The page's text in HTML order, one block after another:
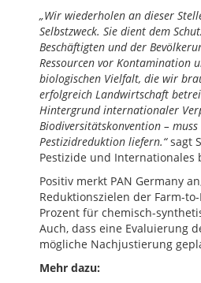
„Wir wiederholen an dieser
Selbstzweck. Sie dient dem
Beschäftigten und der
Ressourcen vor Kontamination
biologischen Vielfalt, die wir
erfolgreich Landwirtschaft
Hintergrund internationaler
Biodiversitätskonvention –
Pestizidreduktion liefern.“sagt
Pestizide und Internationales
Positiv merkt PAN Germany
Reduktionszielen der Farm-
Prozent für chemisch-
Auch, dass eine Evaluierung
mögliche Nachjustierung
Mehr dazu: